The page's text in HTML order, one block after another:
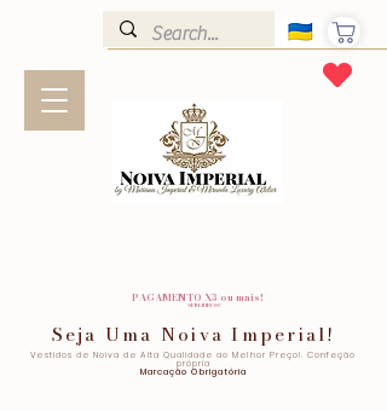
PAGAMENTO X3 ou mais!
SEM JUROS!
Seja Uma Noiva Imperial!
Vestidos de Noiva de Alta Qualidade ao Melhor Preço!. Confeção
própria
Marcação Obrigatória